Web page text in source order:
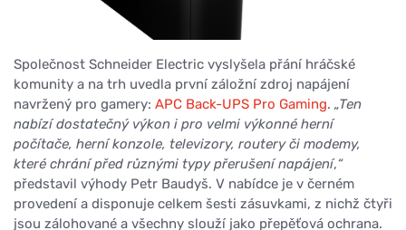
Společnost Schneider Electric vyslyšela přání hráčské
komunity a na trh uvedla první záložní zdroj napájení
navržený pro gamery: APC Back-UPS Pro Gaming. „Ten
nabízí dostatečný výkon i pro velmi výkonné herní
počítače, herní konzole, televizory, routery či modemy,
které chrání před různými typy přerušení napájení,“
představil výhody Petr Baudyš. V nabídce je v černém
provedení a disponuje celkem šesti zásuvkami, z nichž čtyři
jsou zálohované a všechny slouží jako přepěťová ochrana.